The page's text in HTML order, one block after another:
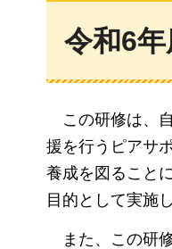
令和6
この研修は、
援を行うピアサ
養成を図ること
目的として実施
また、この研